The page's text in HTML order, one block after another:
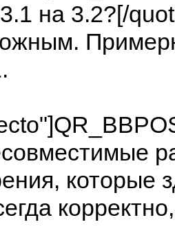
на 3.2?[/
которые